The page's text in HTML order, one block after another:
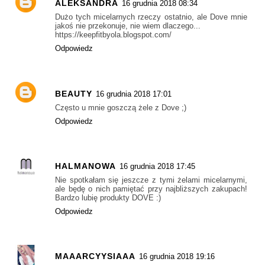
ALEKSANDRA 16 grudnia 2018 08:34
Dużo tych micelarnych rzeczy ostatnio, ale Dove mnie
jakoś nie przekonuje, nie wiem dlaczego...
https://keepfitbyola.blogspot.com/
Odpowiedz
BEAUTY 16 grudnia 2018 17:01
Często u mnie goszczą żele z Dove ;)
Odpowiedz
HALMANOWA 16 grudnia 2018 17:45
Nie spotkałam się jeszcze z tymi żelami micelarnymi,
ale będę o nich pamiętać przy najbliższych zakupach!
Bardzo lubię produkty DOVE :)
Odpowiedz
MAAARCYYSIAAA 16 grudnia 2018 19:16